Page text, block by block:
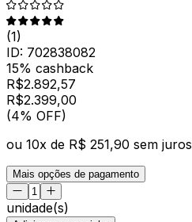
(1)
ID: 702838082
15% cashback
R$2.892,57
R$2.399,00
(4% OFF)
ou 10x de R$ 251,90 sem juros
Mais opções de pagamento
unidade(s)